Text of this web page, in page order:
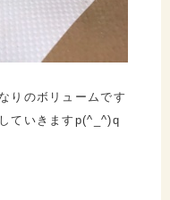
りのボリュームです
ていきますp(^_^)q